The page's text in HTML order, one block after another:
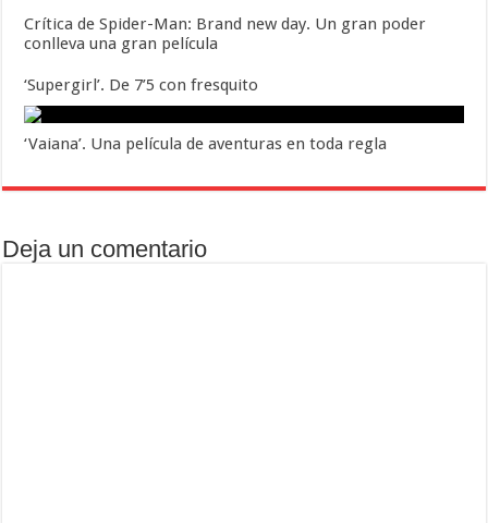
Crítica de Spider-Man: Brand new day. Un gran poder
conlleva una gran película
‘Supergirl’. De 7’5 con fresquito
‘Vaiana’. Una película de aventuras en toda regla
Deja un comentario